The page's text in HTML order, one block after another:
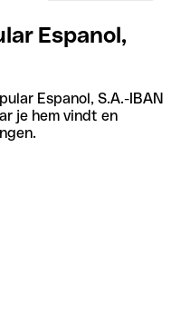
Espanol,
Espanol, S.A.-IBAN
je hem vindt en